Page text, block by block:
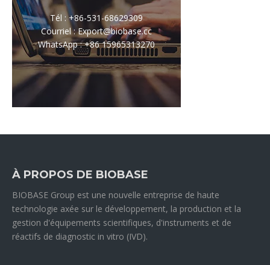
Tél : +86-531-68629309
Courriel : Export@biobase.cc
WhatsApp : +86 15965313270
À PROPOS DE BIOBASE
BIOBASE Group est une nouvelle entreprise de haute
technologie axée sur le développement, la production et la
gestion d'équipements scientifiques, d'instruments et de
réactifs de diagnostic in vitro (IVD).